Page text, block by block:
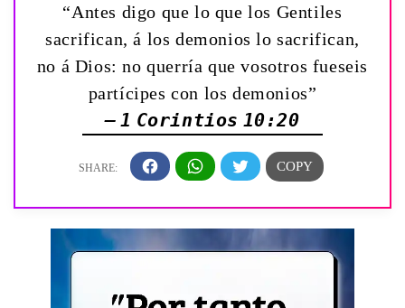
“Antes digo que lo que los Gentiles
sacrifican, á los demonios lo sacrifican,
no á Dios: no querría que vosotros fueseis
partícipes con los demonios”
— 1 Corintios 10:20